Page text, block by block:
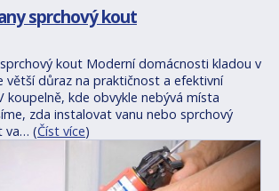
sprchový kout
kout Moderní domácnosti kladou v
větší důraz na praktičnost a efektivní
koupelně, kde obvykle nebývá místa
zda instalovat vanu nebo sprchový
va… (Číst více)